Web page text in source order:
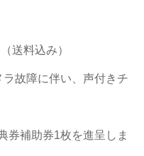
送料込み）
故障に伴い、声付きチ
券補助券1枚を進呈しま